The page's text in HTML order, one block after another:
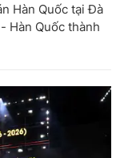
Hàn Quốc tại Đà
Hàn Quốc thành